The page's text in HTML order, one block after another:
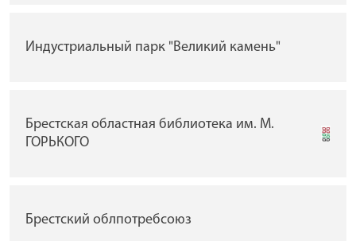
Индустриальный парк "Великий камень"
Брестская областная библиотека им. М.
ГОРЬКОГО
Брестский облпотребсоюз